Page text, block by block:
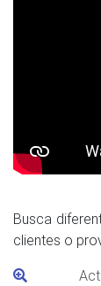
Busca
clientes o